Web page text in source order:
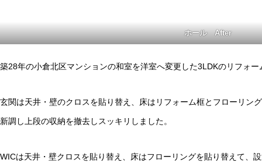
ホール After
築28年の小倉北区マンションの和室を洋室へ変更した3LDKのリフォー
玄関は天井・壁のクロスを貼り替え、床はリフォーム框とフローリン
新調し上段の収納を撤去しスッキリしました。
WICは天井・壁クロスを貼り替え、床はフローリングを貼り替えて、